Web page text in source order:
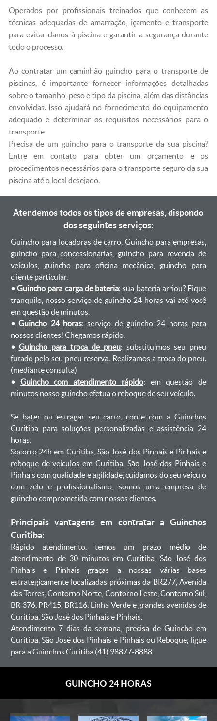
Operados por profissionais treinados que conhecem as
técnicas adequadas de amarração, içamento e transporte
para evitar danos à piscina e garantir a segurança durante
todo o processo.
Ao contratar um caminhão guincho para o transporte de
piscinas, é importante fornecer informações detalhadas
sobre o tamanho, peso e tipo da piscina, além das distâncias
envolvidas. Isso ajudará no fornecimento do equipamento
adequado e determinar os requisitos necessários para o
transporte.
Precisa de um guincho para o transporte da sua piscina?
Entre em contato para obter um orçamento e os
procedimentos necessários para o transporte seguro da sua
piscina até o local desejado.
Atendemos todos os tipos de empresas, dispondo
dos seguintes serviços:
Guincho para locadoras de carro, Guincho para empresas,
guincho para concessionarias, guincho para revenda de
veículos, guincho para oficina mecânica, guincho para
cliente particular.
•Guincho para carga de bateria: sua bateria arriou? Fique
tranquilo, nosso serviço de guincho 24 horas vai até você
em questão de minutos.
•Guincho 24 horas: serviço de guincho 24 horas para
nossos clientes! Chegamos rápido.
• Guincho para troca de pneu: substituímos seu pneu
furado pelo seu pneu reserva. Realizamos a troca do pneu.
(mediante consulta)
• Guincho com atendimento rápido: em questão de
minutos nosso guincho efetua o reboque de seu veículo.
Se bater ou estragar seu carro, conte com a Guinchos
Curitiba para soluções personalizadas e assistência 24
horas.
Socorro 24h em Curitiba, São José dos Pinhais e Pinhais e
reboque de veículos em Curitiba, São José dos Pinhais e
Pinhais com qualidade e agilidade, cuidamos do seu veículo
com zelo e profissionalismo, somos uma empresa de
guincho comprometida com nossos clientes.
Principais vantagens em contratar a Guinchos
Curitiba:
Rápido atendimento, temos um prazo médio de
atendimento de 30 minutos em Curitiba, São José dos
Pinhais e Pinhais graças a nossas várias bases
estrategicamente localizadas próximas da BR277, Avenida
das Torres, Contorno Norte, Contorno Leste, Contorno Sul,
BR 376, PR415, BR116, Linha Verde e grandes avenidas de
Curitiba, São José dos Pinhais e Pinhais.
Atendimento 7 dias da semana, precisa de Guincho em
Curitiba, São José dos Pinhais e Pinhais ou Reboque, ligue
para a Guinchos Curitiba (41) 98877-8888
GUINCHO 24 HORAS